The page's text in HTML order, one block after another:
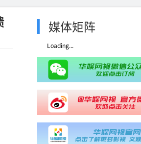
媒体矩阵
Loading...